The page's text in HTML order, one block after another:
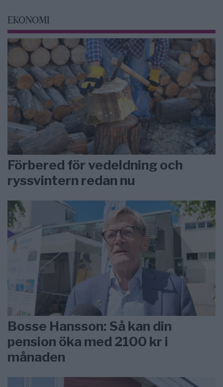
EKONOMI
Förbered för vedeldning och
ryssvintern redan nu
Bosse Hansson: Så kan din
pension öka med 2100 kr i
månaden